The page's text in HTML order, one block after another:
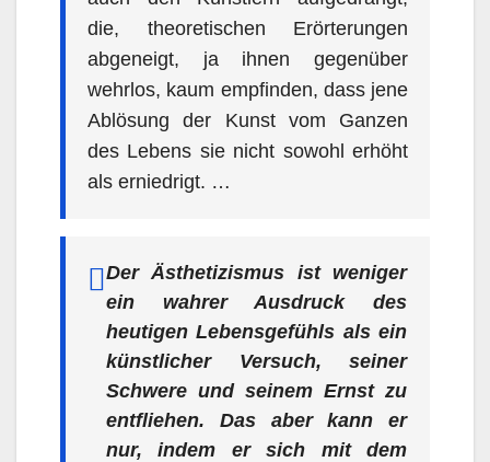
die, theoretischen Erörterungen
abgeneigt, ja ihnen gegenüber
wehrlos, kaum empfinden, dass jene
Ablösung der Kunst vom Ganzen
des Lebens sie nicht sowohl erhöht
als erniedrigt. …
Der Ästhetizismus ist weniger
ein wahrer Ausdruck des
heutigen Lebensgefühls als ein
künstlicher Versuch, seiner
Schwere und seinem Ernst zu
entfliehen. Das aber kann er
nur, indem er sich mit dem